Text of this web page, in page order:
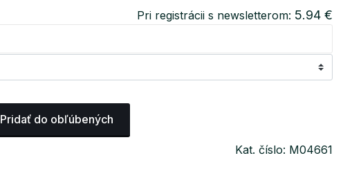
Pri registrácii s newsletterom: 5.94 €
Pridať do obľúbených
Kat. číslo: M04661